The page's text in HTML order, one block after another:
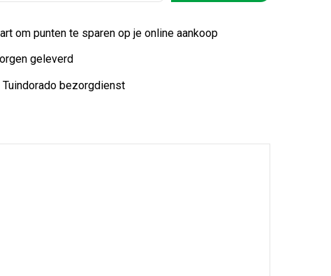
om punten te sparen op je online aankoop
geleverd
bezorgdienst